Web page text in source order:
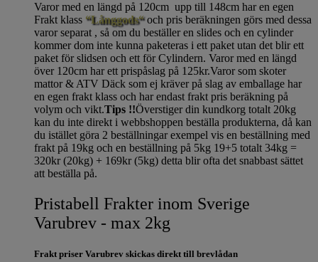
Varor med en längd på 120cm upp till 148cm har en egen
Frakt klass “Långgods“och pris beräkningen görs med dessa
varor separat , så om du beställer en slides och en cylinder
kommer dom inte kunna paketeras i ett paket utan det blir ett
paket för slidsen och ett för Cylindern. Varor med en längd
över 120cm har ett prispåslag på 125kr.Varor som skoter
mattor & ATV Däck som ej kräver på slag av emballage har
en egen frakt klass och har endast frakt pris beräkning på
volym och vikt.Tips !!Överstiger din kundkorg totalt 20kg
kan du inte direkt i webbshoppen beställa produkterna, då kan
du istället göra 2 beställningar exempel vis en beställning med
frakt på 19kg och en beställning på 5kg 19+5 totalt 34kg =
320kr (20kg) + 169kr (5kg) detta blir ofta det snabbast sättet
att beställa på.
Pristabell Frakter inom Sverige
Varubrev - max 2kg
Frakt priser Varubrev skickas direkt till brevlådan